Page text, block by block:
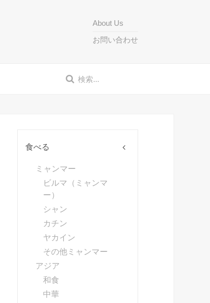
About Us
お問い合わせ
食べる
ミャンマー
ビルマ（ミャンマ
ー）
シャン
カチン
ヤカイン
その他ミャンマー
アジア
和食
中華